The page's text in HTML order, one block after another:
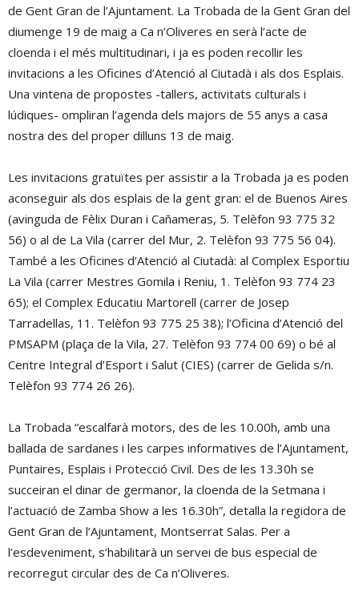
de Gent Gran de l’Ajuntament. La Trobada de la Gent Gran del
diumenge 19 de maig a Ca n’Oliveres en serà l’acte de
cloenda i el més multitudinari, i ja es poden recollir les
invitacions a les Oficines d’Atenció al Ciutadà i als dos Esplais.
Una vintena de propostes -tallers, activitats culturals i
lúdiques- ompliran l’agenda dels majors de 55 anys a casa
nostra des del proper dilluns 13 de maig.
Les invitacions gratuïtes per assistir a la Trobada ja es poden
aconseguir als dos esplais de la gent gran: el de Buenos Aires
(avinguda de Fèlix Duran i Cañameras, 5. Telèfon 93 775 32
56) o al de La Vila (carrer del Mur, 2. Telèfon 93 775 56 04).
També a les Oficines d’Atenció al Ciutadà: al Complex Esportiu
La Vila (carrer Mestres Gomila i Reniu, 1. Telèfon 93 774 23
65); el Complex Educatiu Martorell (carrer de Josep
Tarradellas, 11. Telèfon 93 775 25 38); l’Oficina d’Atenció del
PMSAPM (plaça de la Vila, 27. Telèfon 93 774 00 69) o bé al
Centre Integral d’Esport i Salut (CIES) (carrer de Gelida s/n.
Telèfon 93 774 26 26).
La Trobada “escalfarà motors, des de les 10.00h, amb una
ballada de sardanes i les carpes informatives de l’Ajuntament,
Puntaires, Esplais i Protecció Civil. Des de les 13.30h se
succeiran el dinar de germanor, la cloenda de la Setmana i
l’actuació de Zamba Show a les 16.30h”, detalla la regidora de
Gent Gran de l’Ajuntament, Montserrat Salas. Per a
l’esdeveniment, s’habilitarà un servei de bus especial de
recorregut circular des de Ca n’Oliveres.